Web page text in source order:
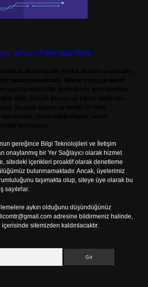
live:.cid.575569c608265c69
gereğince Bilgi Teknolojileri ve İletişim
onaylanmış bir Yer Sağlayıcı olarak hizmet
sitedeki içerikleri proaktif olarak denetleme
bulunmamaktadır. Ancak, üyelerimiz
taşımakta olup, siteye üye olarak bu
sayılırlar.
aykırı olduğunu düşündüğünüz
adresine bildirmeniz halinde,
sitemizden kaldırılacaktır.